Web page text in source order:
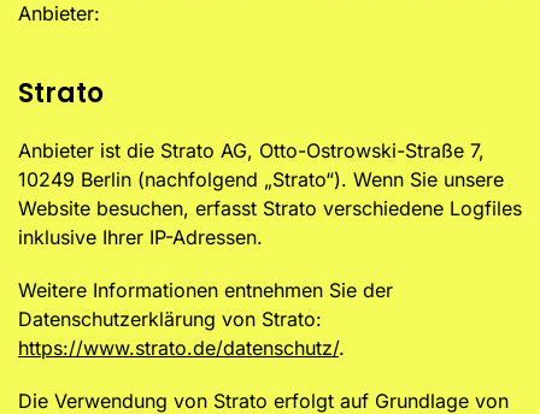
Anbieter:
Strato
Anbieter ist die Strato AG, Otto-Ostrowski-Straße 7,
10249 Berlin (nachfolgend „Strato“). Wenn Sie unsere
Website besuchen, erfasst Strato verschiedene Logfiles
inklusive Ihrer IP-Adressen.
Weitere Informationen entnehmen Sie der
Datenschutzerklärung von Strato:
https://www.strato.de/datenschutz/.
Die Verwendung von Strato erfolgt auf Grundlage von